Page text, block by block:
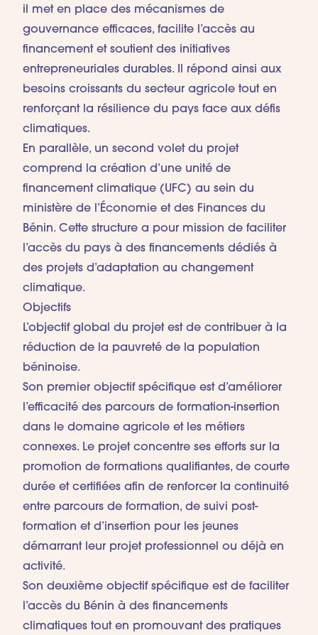
il met en place des mécanismes de
gouvernance efficaces, facilite l’accès au
financement et soutient des initiatives
entrepreneuriales durables. Il répond ainsi aux
besoins croissants du secteur agricole tout en
renforçant la résilience du pays face aux défis
climatiques.
En parallèle, un second volet du projet
comprend la création d’une unité de
financement climatique (UFC) au sein du
ministère de l’Économie et des Finances du
Bénin. Cette structure a pour mission de faciliter
l’accès du pays à des financements dédiés à
des projets d’adaptation au changement
climatique.
Objectifs
L’objectif global du projet est de contribuer à la
réduction de la pauvreté de la population
béninoise.
Son premier objectif spécifique est d’améliorer
l’efficacité des parcours de formation-insertion
dans le domaine agricole et les métiers
connexes. Le projet concentre ses efforts sur la
promotion de formations qualifiantes, de courte
durée et certifiées afin de renforcer la continuité
entre parcours de formation, de suivi post-
formation et d’insertion pour les jeunes
démarrant leur projet professionnel ou déjà en
activité.
Son deuxième objectif spécifique est de faciliter
l’accès du Bénin à des financements
climatiques tout en promouvant des pratiques